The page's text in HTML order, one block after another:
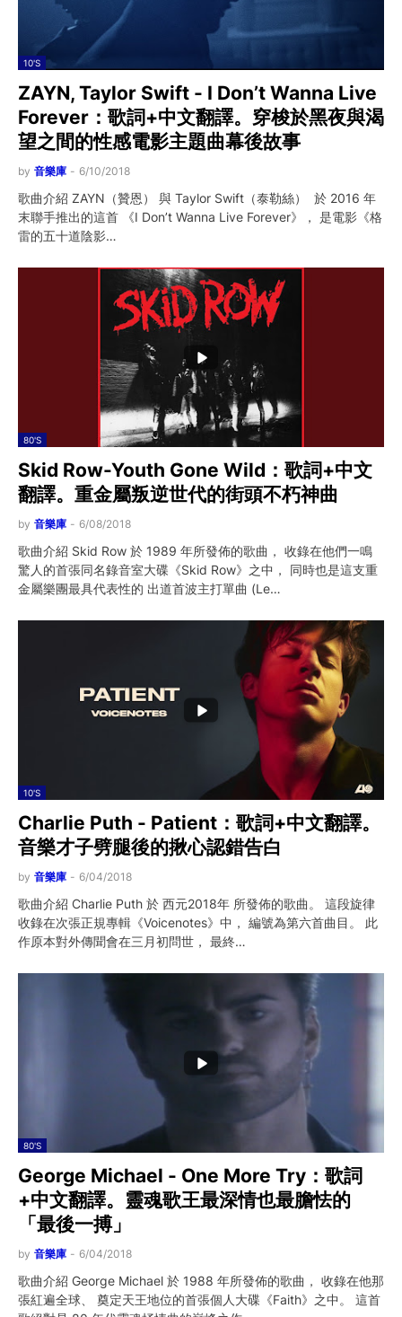
10'S
ZAYN, Taylor Swift - I Don’t Wanna Live
Forever：歌詞+中文翻譯。穿梭於黑夜與渴
望之間的性感電影主題曲幕後故事
by 音樂庫 - 6/10/2018
歌曲介紹 ZAYN（贊恩） 與 Taylor Swift（泰勒絲） 於 2016 年
末聯手推出的這首 《I Don’t Wanna Live Forever》， 是電影《格
雷的五十道陰影…
80'S
Skid Row-Youth Gone Wild：歌詞+中文
翻譯。重金屬叛逆世代的街頭不朽神曲
by 音樂庫 - 6/08/2018
歌曲介紹 Skid Row 於 1989 年所發佈的歌曲， 收錄在他們一鳴
驚人的首張同名錄音室大碟《Skid Row》之中， 同時也是這支重
金屬樂團最具代表性的 出道首波主打單曲 (Le…
10'S
Charlie Puth - Patient：歌詞+中文翻譯。
音樂才子劈腿後的揪心認錯告白
by 音樂庫 - 6/04/2018
歌曲介紹 Charlie Puth 於 西元2018年 所發佈的歌曲。 這段旋律
收錄在次張正規專輯《Voicenotes》中， 編號為第六首曲目。 此
作原本對外傳聞會在三月初問世， 最終…
80'S
George Michael - One More Try：歌詞
+中文翻譯。靈魂歌王最深情也最膽怯的
「最後一搏」
by 音樂庫 - 6/04/2018
歌曲介紹 George Michael 於 1988 年所發佈的歌曲， 收錄在他那
張紅遍全球、 奠定天王地位的首張個人大碟《Faith》之中。 這首